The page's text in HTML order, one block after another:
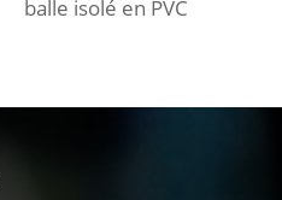
balle isolé en PVC